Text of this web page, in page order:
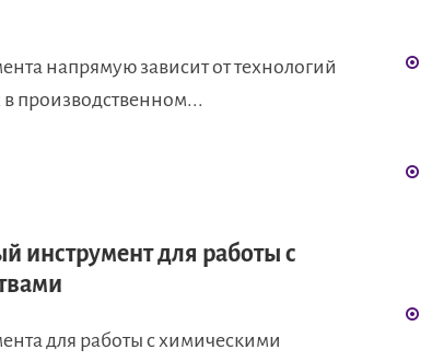
напрямую зависит от технологий
производственном...
инструмент для работы с
для работы с химическими